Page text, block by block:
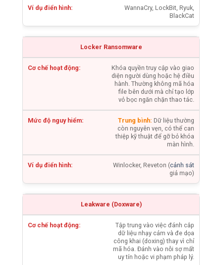
WannaCry, LockBit, Ryuk,
BlackCat
Locker Ransomware
Khóa quyền truy cập vào giao
diện người dùng hoặc hệ điều
hành. Thường không mã hóa
file bên dưới mà chỉ tạo lớp
vỏ bọc ngăn chặn thao tác.
Trung bình: Dữ liệu thường
còn nguyên vẹn, có thể can
thiệp kỹ thuật để gỡ bỏ khóa
màn hình.
Winlocker, Reveton (cảnh sát
giả mạo)
Leakware (Doxware)
Tập trung vào việc đánh cắp
dữ liệu nhạy cảm và đe dọa
công khai (doxing) thay vì chỉ
mã hóa. Đánh vào nỗi sợ mất
uy tín hoặc vi phạm pháp lý.